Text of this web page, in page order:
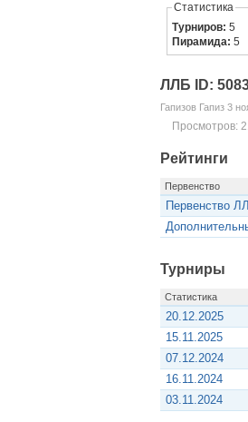
Статистика
Турниров:5
Пирамида:5
ЛЛБ ID:
Гапизов Гапиз 3
Просмотров:
Рейтинги
Первенство
Первенство
Турниры
Статистика
20.12.2025
15.11.2025
07.12.2024
16.11.2024
03.11.2024